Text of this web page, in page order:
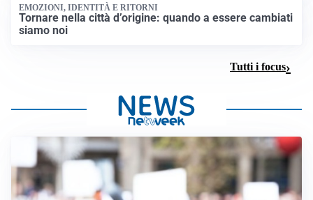
EMOZIONI, IDENTITÀ E RITORNI
Tornare nella città d’origine: quando a essere cambiati
siamo noi
Tutti i focus